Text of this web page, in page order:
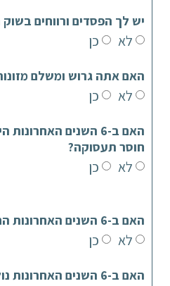
יש לך הפסדים ורווחים בשוק
לא כן
האם אתה גרוש ומשלם
לא כן
האם ב-6 השנים
חוסר תעסוקה?
לא כן
האם ב-6 השנים האחרונות החלפת עבודות?
לא כן
האם ב-6 השנים האחרונות נולד לך ילד/ה?